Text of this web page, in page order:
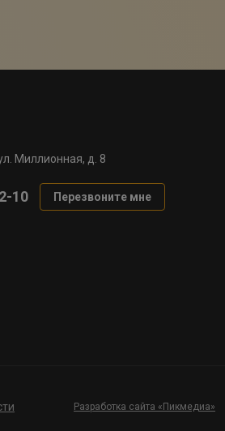
Миллионная, д. 8
10 Перезвоните мне
Разработка сайта «Пикмедиа»